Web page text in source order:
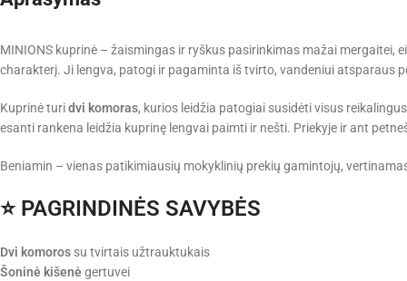
MINIONS kuprinė – žaismingas ir ryškus pasirinkimas mažai mergaitei,
charakterį. Ji lengva, patogi ir pagaminta iš tvirto, vandeniui atsparaus
Kuprinė turidvi komoras, kurios leidžia patogiai susidėti visus
esanti rankena leidžia kuprinę lengvai paimti ir nešti. Priekyje ir ant
Beniamin – vienas patikimiausių mokyklinių prekių gamintojų,
⭐ PAGRINDINĖS SAVYBĖS
Dvi komoros su tvirtais užtrauktukais
Šoninė kišenė gertuvei